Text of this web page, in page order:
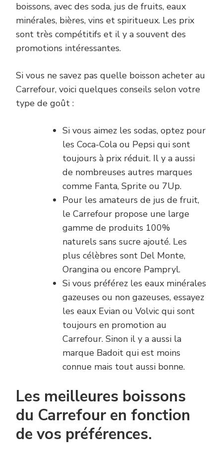
boissons, avec des soda, jus de fruits, eaux
minérales, bières, vins et spiritueux. Les prix
sont très compétitifs et il y a souvent des
promotions intéressantes.
Si vous ne savez pas quelle boisson acheter au
Carrefour, voici quelques conseils selon votre
type de goût :
Si vous aimez les sodas, optez pour
les Coca-Cola ou Pepsi qui sont
toujours à prix réduit. Il y a aussi
de nombreuses autres marques
comme Fanta, Sprite ou 7Up.
Pour les amateurs de jus de fruit,
le Carrefour propose une large
gamme de produits 100%
naturels sans sucre ajouté. Les
plus célèbres sont Del Monte,
Orangina ou encore Pampryl.
Si vous préférez les eaux minérales
gazeuses ou non gazeuses, essayez
les eaux Evian ou Volvic qui sont
toujours en promotion au
Carrefour. Sinon il y a aussi la
marque Badoit qui est moins
connue mais tout aussi bonne.
Les meilleures boissons
du Carrefour en fonction
de vos préférences.